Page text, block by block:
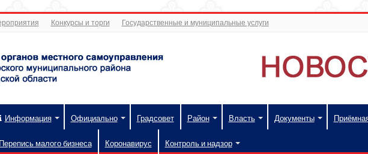
Конкурсы и торги Государственные и муниципальные услуги
Информация Официально Градсовет Район Власть Документы
Перепись малого бизнеса Коронавирус Контроль и надзор